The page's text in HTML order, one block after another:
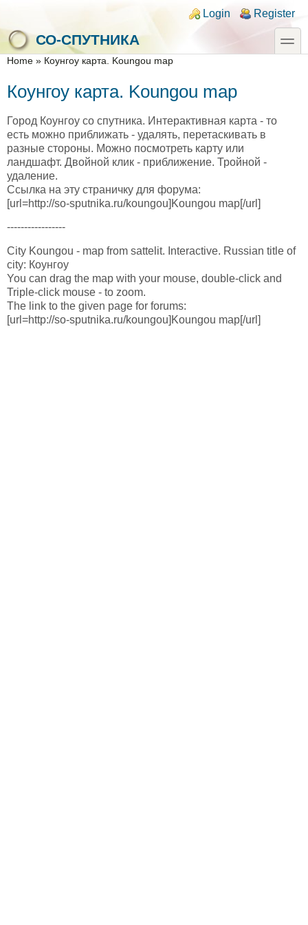
Login links
Login Register
СО-СПУТНИКА
toggle
You are here
Home » Коунгоу карта. Koungou map
Коунгоу карта. Koungou map
Город Коунгоу со спутника. Интерактивная карта - то
есть можно приближать - удалять, перетаскивать в
разные стороны. Можно посмотреть карту или
ландшафт. Двойной клик - приближение. Тройной -
удаление.
Ссылка на эту страничку для форума:
[url=http://so-sputnika.ru/koungou]Koungou map[/url]
-----------------
City Koungou - map from sattelit. Interactive. Russian title of
city: Коунгоу
You can drag the map with your mouse, double-click and
Triple-click mouse - to zoom.
The link to the given page for forums:
[url=http://so-sputnika.ru/koungou]Koungou map[/url]